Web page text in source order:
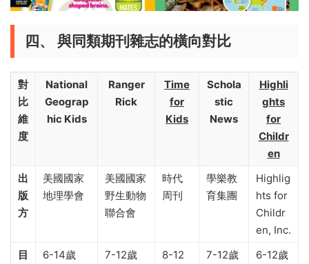
四、 與同類期刊雜志的橫向對比
對
比
維
度
National
Geograp
hic Kids
Ranger
Rick
Time
for
Kids
Schola
stic
News
Highli
ghts
for
Childr
en
出
版
方
美國國家
地理學會
美國國家
野生動物
聯合會
時代
周刊
學樂教
育集團
Highlig
hts for
Childr
en, Inc.
目
6-14歲 7-12歲
8-12
7-12歲 6-12歲